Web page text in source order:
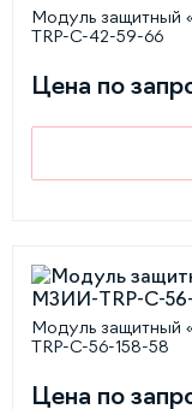
Модуль защитный
TRP-С-42-59-66
Цена по
Модуль защитный
TRP-С-56-158-58
Цена по